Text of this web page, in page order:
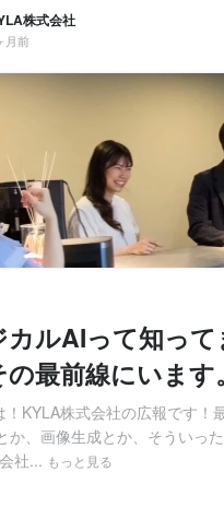
株式会社
月前
カルAIって
最前線にいます。
！KYLA株式会社の広報です
か、画像生成とか、そういっ
社... もっと見る